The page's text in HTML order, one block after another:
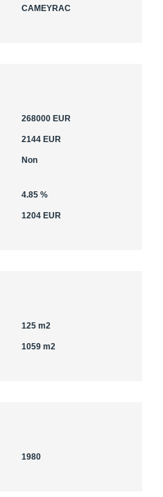
CAMEYRAC
268000 EUR
2144 EUR
Non
4.85 %
1204 EUR
125 m2
1059 m2
1980